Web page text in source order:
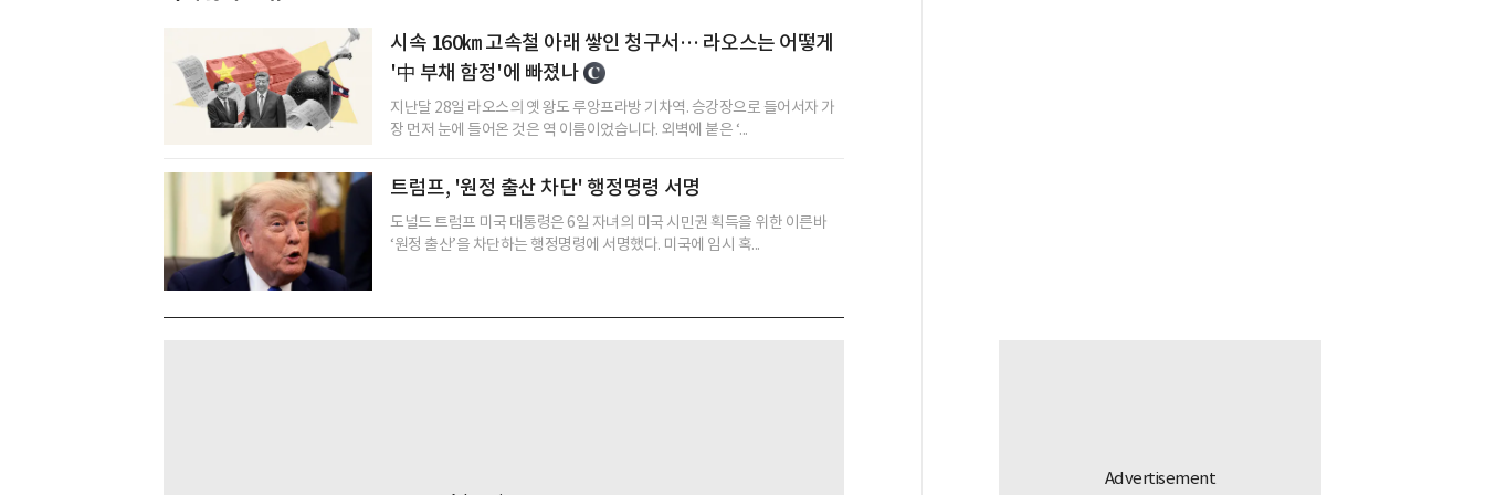
시속 160㎞ 고속철 아래 쌓인 청구서… 라오스는 어떻게
'中 부채 함정'에 빠졌나
지난달 28일 라오스의 옛 왕도 루앙프라방 기차역. 승강장으로 들어서자 가
장 먼저 눈에 들어온 것은 역 이름이었습니다. 외벽에 붙은 ‘...
트럼프, '원정 출산 차단' 행정명령 서명
도널드 트럼프 미국 대통령은 6일 자녀의 미국 시민권 획득을 위한 이른바
‘원정 출산’을 차단하는 행정명령에 서명했다. 미국에 임시 혹...